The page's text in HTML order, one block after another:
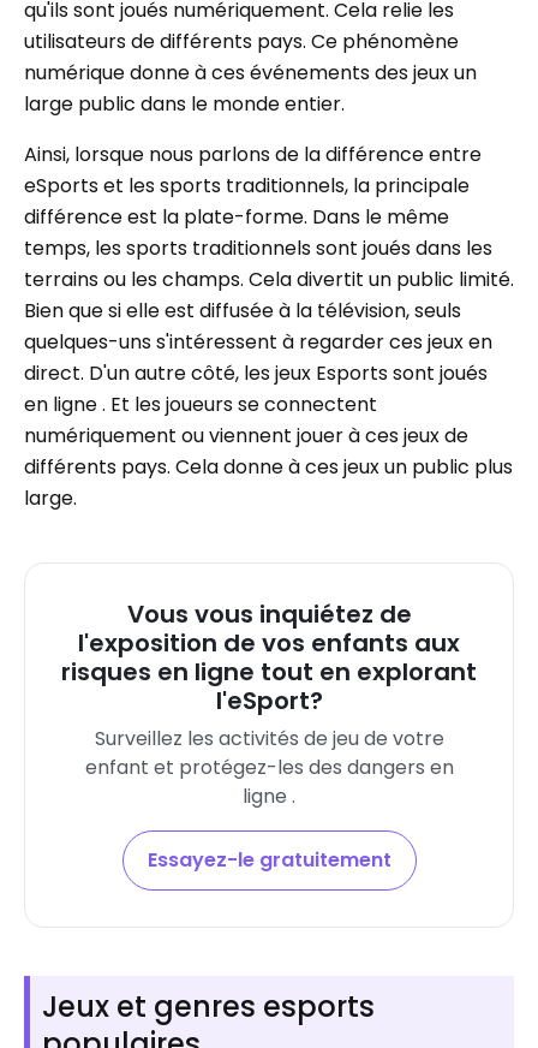
qu'ils sont joués numériquement. Cela relie les
utilisateurs de différents pays. Ce phénomène
numérique donne à ces événements des jeux un
large public dans le monde entier.
Ainsi, lorsque nous parlons de la différence entre
eSports et les sports traditionnels, la principale
différence est la plate-forme. Dans le même
temps, les sports traditionnels sont joués dans les
terrains ou les champs. Cela divertit un public limité.
Bien que si elle est diffusée à la télévision, seuls
quelques-uns s'intéressent à regarder ces jeux en
direct. D'un autre côté, les jeux Esports sont joués
en ligne . Et les joueurs se connectent
numériquement ou viennent jouer à ces jeux de
différents pays. Cela donne à ces jeux un public plus
large.
Vous vous inquiétez de
l'exposition de vos enfants aux
risques en ligne tout en explorant
l'eSport?
Surveillez les activités de jeu de votre
enfant et protégez-les des dangers en
ligne .
Essayez-le gratuitement
Jeux et genres esports